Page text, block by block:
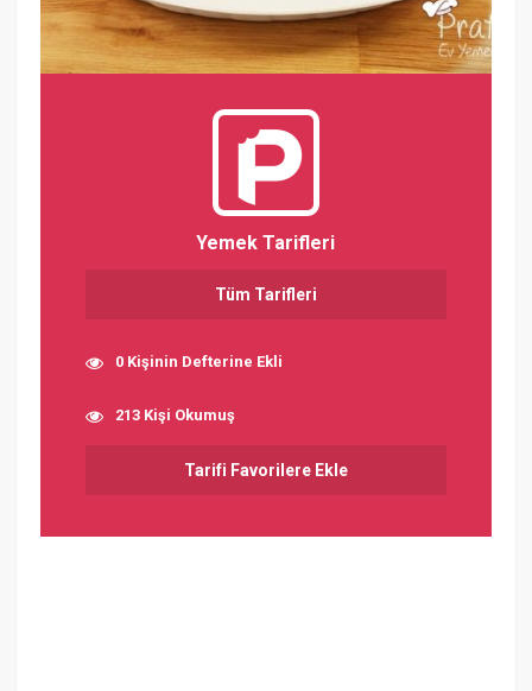
Yemek Tarifleri
Tüm Tarifleri
0 Kişinin Defterine Ekli
213 Kişi Okumuş
Tarifi Favorilere Ekle